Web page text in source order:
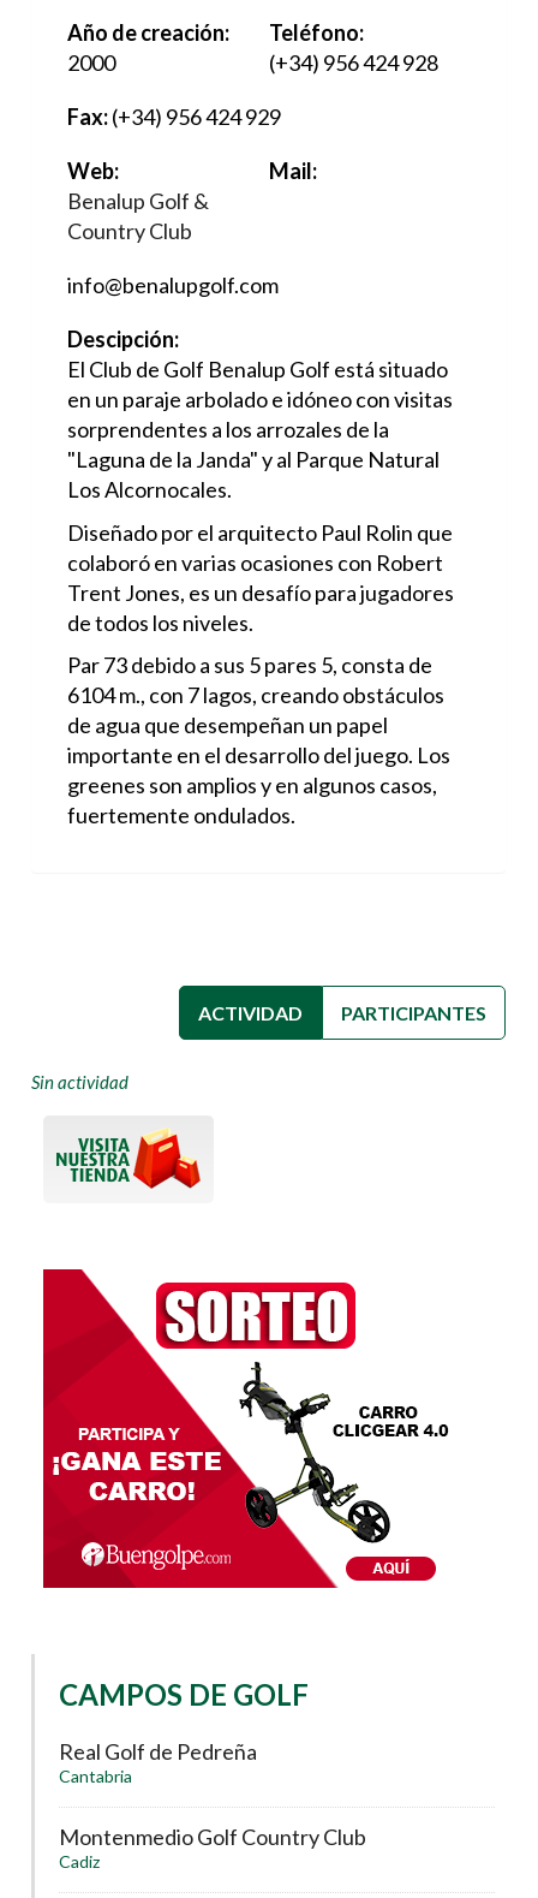
Año de creación:
2000
Teléfono:
(+34) 956 424 928
Fax:(+34) 956 424 929
Web:
Benalup Golf &
Country Club
Mail:
info@benalupgolf.com
Descipción:
El Club de Golf Benalup Golf está situado
en un paraje arbolado e idóneo con visitas
sorprendentes a los arrozales de la
"Laguna de la Janda" y al Parque Natural
Los Alcornocales.
Diseñado por el arquitecto Paul Rolin que
colaboró en varias ocasiones con Robert
Trent Jones, es un desafío para jugadores
de todos los niveles.
Par 73 debido a sus 5 pares 5, consta de
6104 m., con 7 lagos, creando obstáculos
de agua que desempeñan un papel
importante en el desarrollo del juego. Los
greenes son amplios y en algunos casos,
fuertemente ondulados.
ACTIVIDAD (SOLAPA ACTIVA)
PARTICIPANTES
Sin actividad
CAMPOS DE GOLF
Real Golf de Pedreña
Cantabria
Montenmedio Golf Country Club
Cadiz